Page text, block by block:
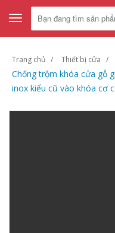
Toggle
navigation
Trang chủ Thiết bị cửa
Chống trộm khóa cửa gỗ
inox kiểu cũ vào khóa cơ